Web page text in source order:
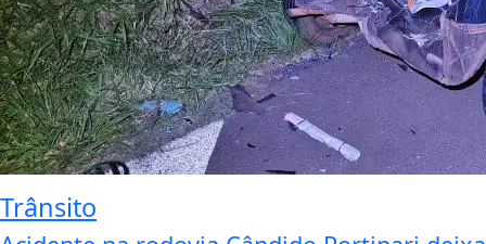
Trânsito